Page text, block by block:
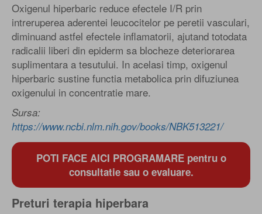
Oxigenul hiperbaric reduce efectele I/R prin
intreruperea aderentei leucocitelor pe peretii vasculari,
diminuand astfel efectele inflamatorii, ajutand totodata
radicalii liberi din epiderm sa blocheze deteriorarea
suplimentara a tesutului. In acelasi timp, oxigenul
hiperbaric sustine functia metabolica prin difuziunea
oxigenului in concentratie mare.
Sursa:
https://www.ncbi.nlm.nih.gov/books/NBK513221/
POTI FACE AICI PROGRAMARE pentru o
consultatie sau o evaluare.
Preturi terapia hiperbara